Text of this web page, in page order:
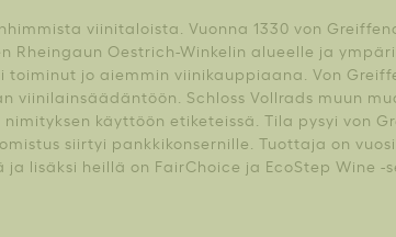
viinitaloista. Vuonna 1330 von
Rheingaun Oestrich-Winkelin alueelle ja
jo aiemmin viinikauppiaana. Von
viinilainsäädäntöön. Schloss Vollrads muun
käyttöön etiketeissä. Tila pysyi von
siirtyi pankkikonsernille. Tuottaja on
lisäksi heillä on FairChoice ja EcoStep Wine -